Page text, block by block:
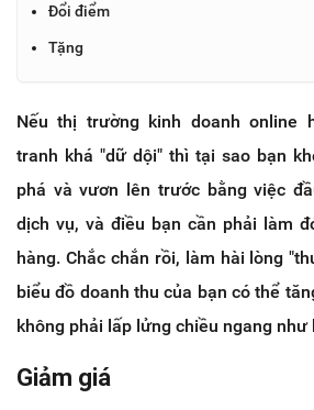
Đổi điểm
Tặng
Nếu thị trường kinh doanh online
tranh khá "dữ dội" thì tại sao bạn
phá và vươn lên trước bằng việc
dịch vụ, và điều bạn cần phải làm
hàng. Chắc chắn rồi, làm hài lòng
biểu đồ doanh thu của bạn có thể
không phải lấp lửng chiều ngang như
Giảm giá